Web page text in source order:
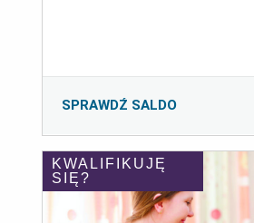
SPRAWDŹ SALDO
KWALIFIKUJĘ
SIĘ?